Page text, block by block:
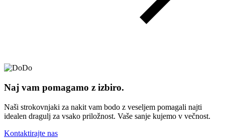
Naj vam pomagamo z izbiro.
Naši strokovnjaki za nakit vam bodo z veseljem pomagali najti
idealen dragulj za vsako priložnost. Vaše sanje kujemo v večnost.
Kontaktirajte nas